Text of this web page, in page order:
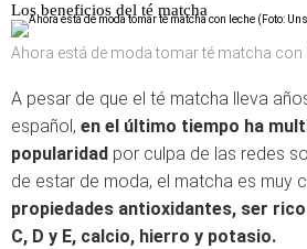
Los beneficios del té matcha
Ahora está de moda tomar té matcha con
A pesar de que el té matcha lleva
español, en el último tiempo ha
popularidad por culpa de las redes
de estar de moda, el matcha es muy
propiedades antioxidantes, ser
C, D y E, calcio, hierro y potasio.